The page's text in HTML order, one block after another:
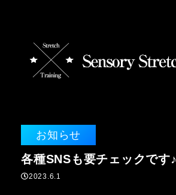
お知らせ
各種SNSも要チェックです♪
2023.6.1